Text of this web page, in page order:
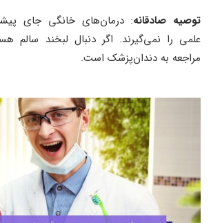
توصیه صادقانه: درمان‌های خانگی جای
علمی را نمی‌گیرند. اگر دنبال لبخند سالم
مراجعه به دندان‌پزشک است.